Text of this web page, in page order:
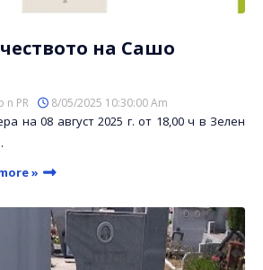
на Сашо
n PR 8/05/2025 10:30:00 Am
на 08 август 2025 г. от 18,00 ч в Зелен
»